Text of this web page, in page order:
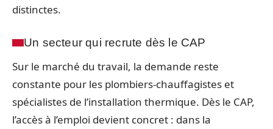
distinctes.
Un secteur qui recrute dès le CAP
Sur le marché du travail, la demande reste
constante pour les plombiers-chauffagistes et
spécialistes de l’installation thermique. Dès le CAP,
l’accès à l’emploi devient concret : dans la